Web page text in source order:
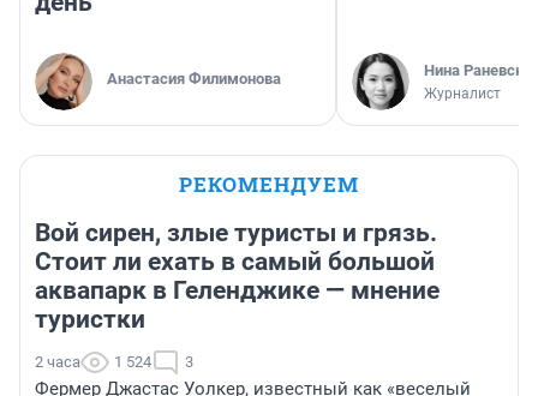
Анастасия Филимонова Нина
Журналист
РЕКОМЕНДУЕМ
Вой сирен, злые туристы и грязь.
Стоит ли ехать в самый большой
аквапарк в Геленджике — мнение
туристки
2 часа 1 524 3
Фермер Джастас Уолкер, известный как «веселый